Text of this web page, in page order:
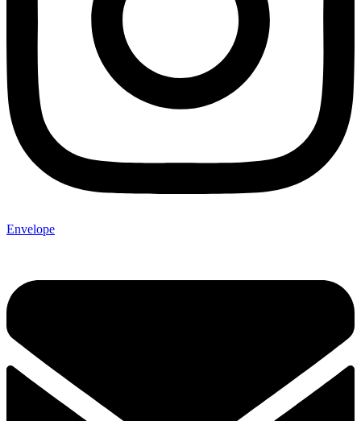
Envelope